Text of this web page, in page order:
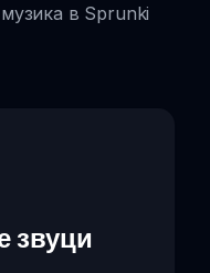
в Sprunki
звуци